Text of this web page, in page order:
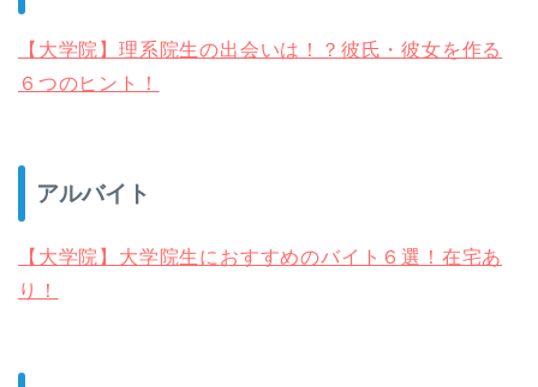
【大学院】理系院生の出会いは！？彼氏・彼女を作る
６つのヒント！
アルバイト
【大学院】大学院生におすすめのバイト６選！在宅あ
り！